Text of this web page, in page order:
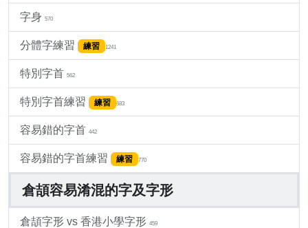
字身 570
分體字練習 練習 1241
特別字首 562
特別字首練習 練習 683
容易錯的字首 442
容易錯的字首練習 練習 770
倉頡容易淆混的字及字形
倉頡字形 vs 香港小學字形 459